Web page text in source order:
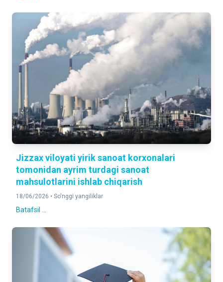
Jizzax viloyati yirik sanoat korxonalari
tomonidan ayrim turdagi sanoat
mahsulotlarini ishlab chiqarish
18/06/2026 • So'nggi yangiliklar
Batafsil ...